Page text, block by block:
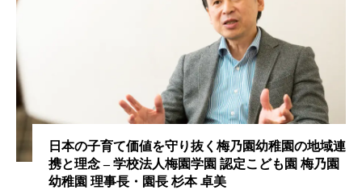
日本の子育て価値を守り抜く梅乃園幼稚園の地域連
携と理念 – 学校法人梅園学園 認定こども園 梅乃園
幼稚園 理事長・園長 杉本 卓美